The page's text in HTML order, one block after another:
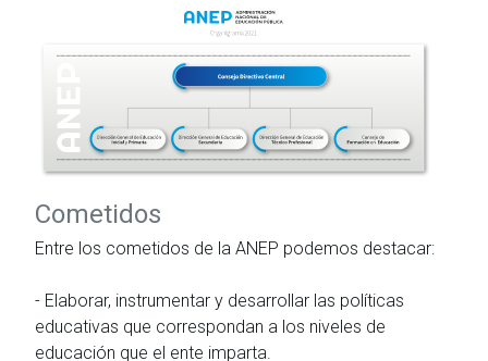
Cometidos
Entre los cometidos de la ANEP podemos destacar:
- Elaborar, instrumentar y desarrollar las políticas
educativas que correspondan a los niveles de
educación que el ente imparta.